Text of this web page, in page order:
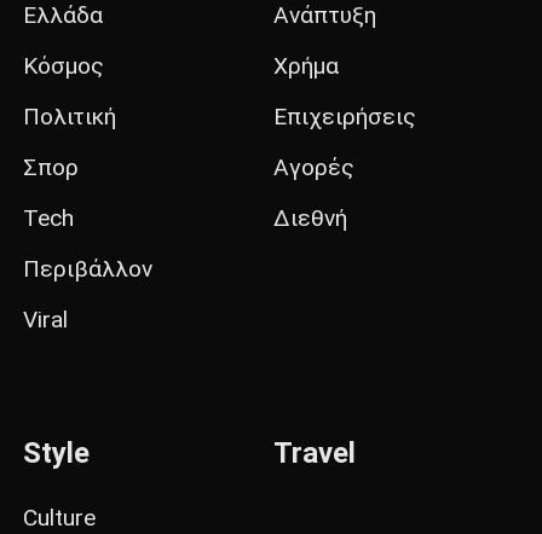
Ελλάδα
Κόσμος
Πολιτική
Σπορ
Tech
Περιβάλλον
Viral
Ανάπτυξη
Χρήμα
Επιχειρήσεις
Αγορές
Διεθνή
Style
Culture
Travel